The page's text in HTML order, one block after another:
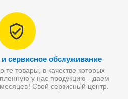
и сервисное обслуживание
те товары, в качестве которых
у нас продукцию - даем
Свой сервисный центр.